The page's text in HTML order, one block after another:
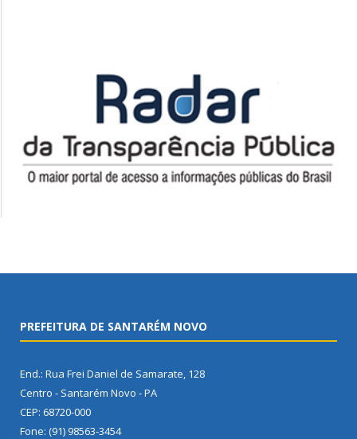
PREFEITURA DE SANTARÉM NOVO
End.: Rua Frei Daniel de Samarate, 128
Centro - Santarém Novo - PA
CEP: 68720-000
Fone: (91) 98563-3454